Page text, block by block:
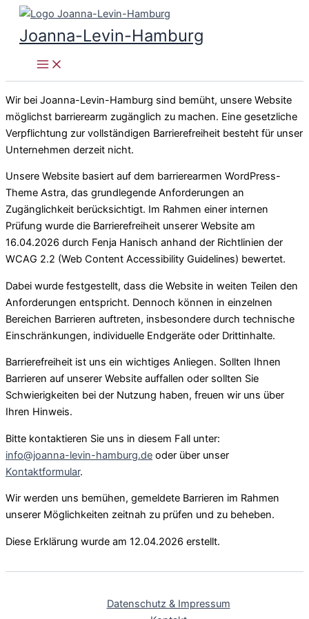
Zum
Inhalt
springen
Joanna-Levin-Hamburg
Wir bei Joanna-Levin-Hamburg sind bemüht, unsere Website
möglichst barrierearm zugänglich zu machen. Eine gesetzliche
Verpflichtung zur vollständigen Barrierefreiheit besteht für unser
Unternehmen derzeit nicht.
Unsere Website basiert auf dem barrierearmen WordPress-
Theme Astra, das grundlegende Anforderungen an
Zugänglichkeit berücksichtigt. Im Rahmen einer internen
Prüfung wurde die Barrierefreiheit unserer Website am
16.04.2026 durch Fenja Hanisch anhand der Richtlinien der
WCAG 2.2 (Web Content Accessibility Guidelines) bewertet.
Dabei wurde festgestellt, dass die Website in weiten Teilen den
Anforderungen entspricht. Dennoch können in einzelnen
Bereichen Barrieren auftreten, insbesondere durch technische
Einschränkungen, individuelle Endgeräte oder Drittinhalte.
Barrierefreiheit ist uns ein wichtiges Anliegen. Sollten Ihnen
Barrieren auf unserer Website auffallen oder sollten Sie
Schwierigkeiten bei der Nutzung haben, freuen wir uns über
Ihren Hinweis.
Bitte kontaktieren Sie uns in diesem Fall unter:
info@joanna-levin-hamburg.de oder über unser
Kontaktformular.
Wir werden uns bemühen, gemeldete Barrieren im Rahmen
unserer Möglichkeiten zeitnah zu prüfen und zu beheben.
Diese Erklärung wurde am 12.04.2026 erstellt.
Datenschutz & Impressum